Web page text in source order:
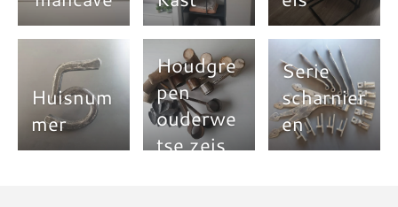
Huisnum
mer
Houdgre
pen
ouderwe
tse zeis
Serie
scharnier
en